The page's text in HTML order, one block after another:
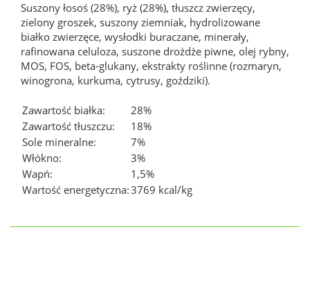
Suszony łosoś (28%), ryż (28%), tłuszcz zwierzęcy,
zielony groszek, suszony ziemniak, hydrolizowane
białko zwierzęce, wysłodki buraczane, minerały,
rafinowana celuloza, suszone drożdże piwne, olej rybny,
MOS, FOS, beta-glukany, ekstrakty roślinne (rozmaryn,
winogrona, kurkuma, cytrusy, goździki).
Zawartość białka:
28%
Zawartość tłuszczu:
18%
Sole mineralne:
7%
Włókno:
3%
Wapń:
1,5%
Wartość energetyczna:3769 kcal/kg